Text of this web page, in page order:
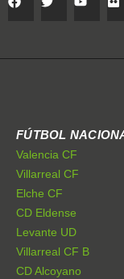
FÚTBOL
Valencia CF
Villarreal CF
Elche CF
CD Eldense
Levante UD
Villarreal CF B
CD Alcoyano